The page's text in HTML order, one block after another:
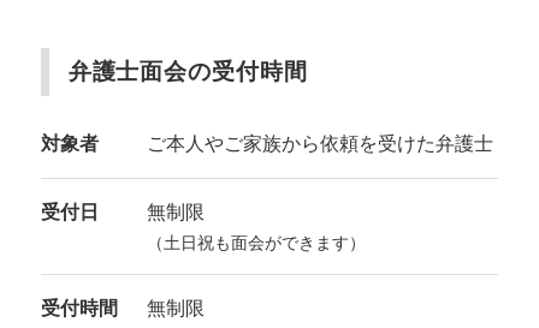
弁護士面会の受付時間
対象者 ご本人やご家族から依頼を受けた弁護士
受付日 無制限
（土日祝も面会ができます）
受付時間 無制限